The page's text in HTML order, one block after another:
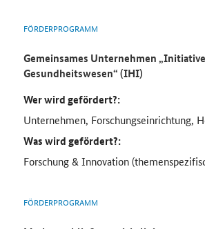
FÖRDERPROGRAMM
Gemeinsames Unternehmen
Gesundheitswesen“ (IHI)
Wer wird gefördert?:
Unternehmen, Forschungseinrichtung,
Was wird gefördert?:
Forschung & Innovation
FÖRDERPROGRAMM